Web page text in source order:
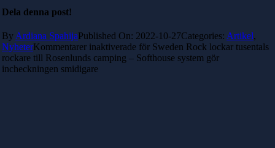
Dela denna post!
By Ardiana SpahijaPublished On: 2022-10-27Categories: Artikel,
NyheterKommentarer inaktiverade för Sweden Rock lockar tusentals
rockare till Rosenlunds camping – Softhouse system gör
incheckningen smidigare